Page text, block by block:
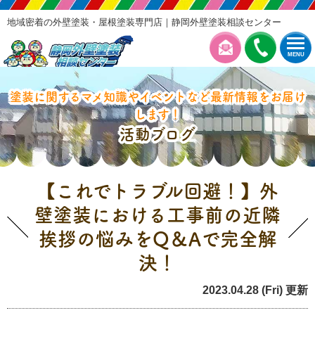
MENU
地域密着の外壁塗装・屋根塗装専門店｜静岡外壁塗装相談センター
塗装に関するマメ知識やイベントなど最新情報をお届け
します！
活動ブログ
【これでトラブル回避！】外
壁塗装における工事前の近隣
挨拶の悩みをQ＆Aで完全解
決！
2023.04.28 (Fri) 更新